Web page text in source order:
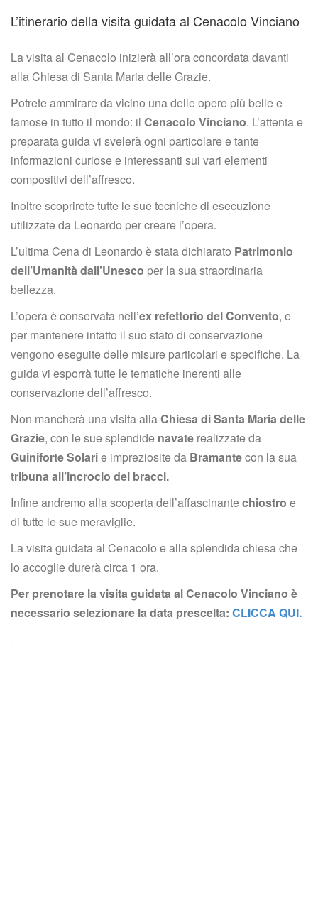
L’itinerario della visita guidata al Cenacolo Vinciano
La visita al Cenacolo inizierà all’ora concordata davanti
alla Chiesa di Santa Maria delle Grazie.
Potrete ammirare da vicino una delle opere più belle e
famose in tutto il mondo: il Cenacolo Vinciano. L’attenta e
preparata guida vi svelerà ogni particolare e tante
informazioni curiose e interessanti sui vari elementi
compositivi dell’affresco.
Inoltre scoprirete tutte le sue tecniche di esecuzione
utilizzate da Leonardo per creare l’opera.
L’ultima Cena di Leonardo è stata dichiarato Patrimonio
dell’Umanità dall’Unesco per la sua straordinaria
bellezza.
L’opera è conservata nell’ex refettorio del Convento, e
per mantenere intatto il suo stato di conservazione
vengono eseguite delle misure particolari e specifiche. La
guida vi esporrà tutte le tematiche inerenti alle
conservazione dell’affresco.
Non mancherà una visita alla Chiesa di Santa Maria delle
Grazie, con le sue splendide navate realizzate da
Guiniforte Solari e impreziosite da Bramante con la sua
tribuna all’incrocio dei bracci.
Infine andremo alla scoperta dell’affascinante chiostro e
di tutte le sue meraviglie.
La visita guidata al Cenacolo e alla splendida chiesa che
lo accoglie durerà circa 1 ora.
Per prenotare la visita guidata al Cenacolo Vinciano è
necessario selezionare la data prescelta: CLICCA QUI.